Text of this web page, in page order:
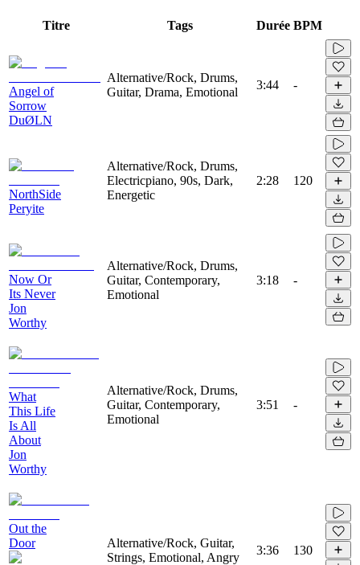
Titre Tags Durée BPM
Angel of
Sorrow
DuØLN
Alternative/Rock, Drums,
Guitar, Drama, Emotional
3:44 -
NorthSide
Peryite
Alternative/Rock, Drums,
Electricpiano, 90s, Dark,
Energetic
2:28 120
Now Or
Its Never
Jon
Worthy
Alternative/Rock, Drums,
Guitar, Contemporary,
Emotional
3:18 -
What
This Life
Is All
About
Jon
Worthy
Alternative/Rock, Drums,
Guitar, Contemporary,
Emotional
3:51 -
Out the
Door
Alternative/Rock, Guitar,
Strings, Emotional, Angry
3:36 130